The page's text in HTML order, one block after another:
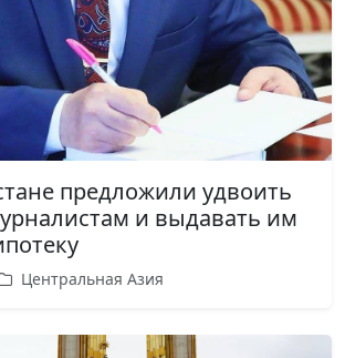
предложили удвоить
и выдавать им
Центральная Азия